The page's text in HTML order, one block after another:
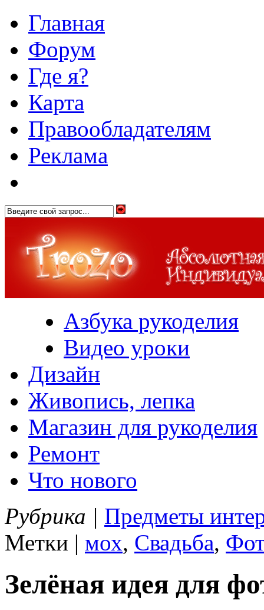
Главная
Форум
Где я?
Карта
Правообладателям
Реклама
Азбука рукоделия
Видео уроки
Дизайн
Живопись, лепка
Магазин для рукоделия
Ремонт
Что нового
Рубрика | Предметы
Метки | мох, Свадьба,
Зелёная идея для